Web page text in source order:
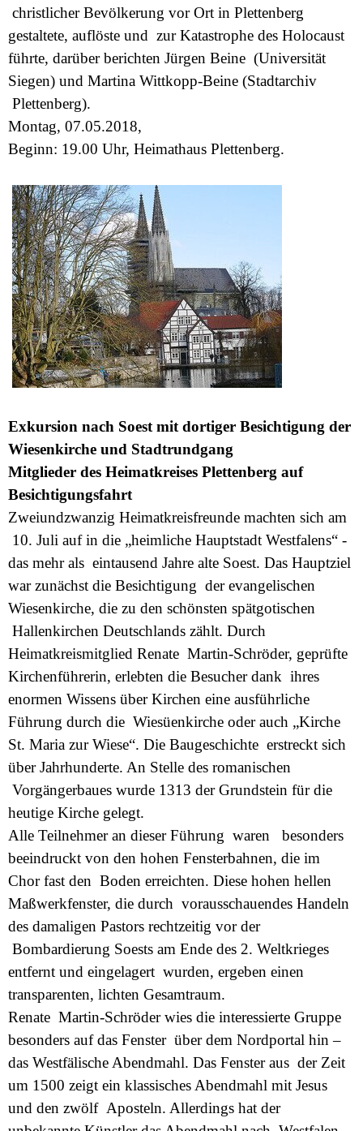
christlicher Bevölkerung vor Ort in Plettenberg
gestaltete, auflöste und zur Katastrophe des Holocaust
führte, darüber berichten Jürgen Beine (Universität
Siegen) und Martina Wittkopp-Beine (Stadtarchiv
Plettenberg).
Montag, 07.05.2018,
Beginn: 19.00 Uhr, Heimathaus Plettenberg.
Exkursion nach Soest mit dortiger Besichtigung der
Wiesenkirche und Stadtrundgang
Mitglieder des Heimatkreises Plettenberg auf
Besichtigungsfahrt
Zweiundzwanzig Heimatkreisfreunde machten sich am
10. Juli auf in die „heimliche Hauptstadt Westfalens“ -
das mehr als eintausend Jahre alte Soest. Das Hauptziel
war zunächst die Besichtigung der evangelischen
Wiesenkirche, die zu den schönsten spätgotischen
Hallenkirchen Deutschlands zählt. Durch
Heimatkreismitglied Renate Martin-Schröder, geprüfte
Kirchenführerin, erlebten die Besucher dank ihres
enormen Wissens über Kirchen eine ausführliche
Führung durch die Wiesüenkirche oder auch „Kirche
St. Maria zur Wiese“. Die Baugeschichte erstreckt sich
über Jahrhunderte. An Stelle des romanischen
Vorgängerbaues wurde 1313 der Grundstein für die
heutige Kirche gelegt.
Alle Teilnehmer an dieser Führung waren besonders
beeindruckt von den hohen Fensterbahnen, die im
Chor fast den Boden erreichten. Diese hohen hellen
Maßwerkfenster, die durch vorausschauendes Handeln
des damaligen Pastors rechtzeitig vor der
Bombardierung Soests am Ende des 2. Weltkrieges
entfernt und eingelagert wurden, ergeben einen
transparenten, lichten Gesamtraum.
Renate Martin-Schröder wies die interessierte Gruppe
besonders auf das Fenster über dem Nordportal hin –
das Westfälische Abendmahl. Das Fenster aus der Zeit
um 1500 zeigt ein klassisches Abendmahl mit Jesus
und den zwölf Aposteln. Allerdings hat der